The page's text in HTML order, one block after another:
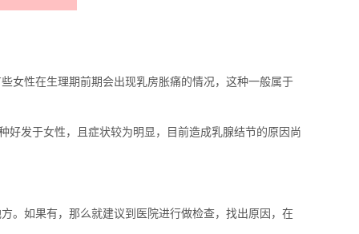
性在生理期前期会出现乳房胀痛的情况，这种一般属于
发于女性，且症状较为明显，目前造成乳腺结节的原因尚
如果有，那么就建议到医院进行做检查，找出原因，在